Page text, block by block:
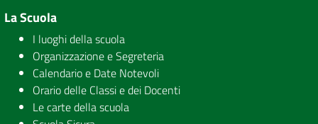
La Scuola
I luoghi della scuola
Organizzazione e Segreteria
Calendario e Date Notevoli
Orario delle Classi e dei Docenti
Le carte della scuola